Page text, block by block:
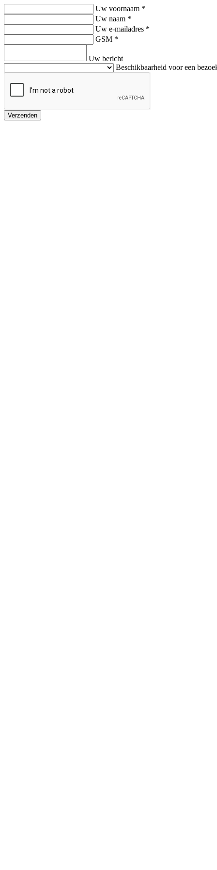
Uw voornaam *
Uw naam *
Uw e-mailadres *
GSM *
Uw bericht
Beschikbaarheid voor een
Verzenden